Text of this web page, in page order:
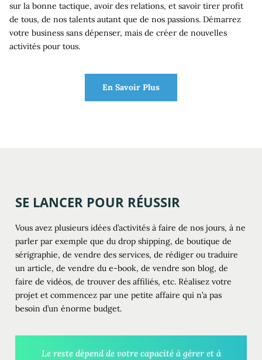
sur la bonne tactique, avoir des relations, et savoir tirer profit
de tous, de nos talents autant que de nos passions. Démarrez
votre business sans dépenser, mais de créer de nouvelles
activités pour tous.
En Savoir Plus
SE LANCER POUR RÉUSSIR
Vous avez plusieurs idées d’activités à faire de nos jours, à ne
parler par exemple que du drop shipping, de boutique de
sérigraphie, de vendre des services, de rédiger ou traduire
un article, de vendre du e-book, de vendre son blog, de
faire de vidéos, de trouver des affiliés, etc. Réalisez votre
projet et commencez par une petite affaire qui n’a pas
besoin d’un énorme budget.
Le reste dépend de votre capacité à gérer et à